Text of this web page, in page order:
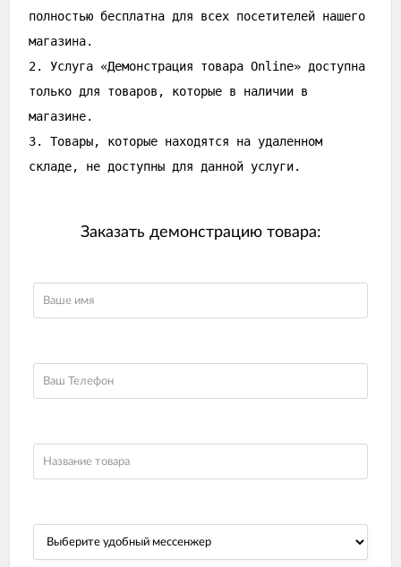
полностью бесплатна для всех посетителей нашего
магазина.
2. Услуга «Демонстрация товара Online» доступна
только для товаров, которые в наличии в
магазине.
3. Товары, которые находятся на удаленном
складе, не доступны для данной услуги.
Заказать демонстрацию товара: